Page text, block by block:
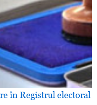
în Registrul electoral